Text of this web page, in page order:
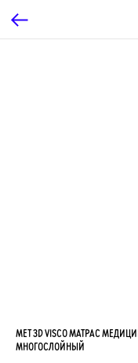
MET 3D VISCO МАТРАС
МНОГОСЛОЙНЫЙ